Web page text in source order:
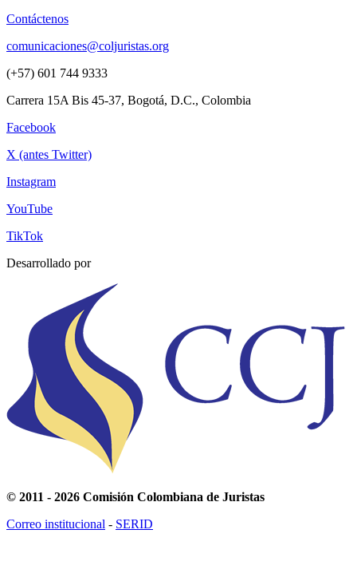
Contáctenos
comunicaciones@coljuristas.org
(+57) 601 744 9333
Carrera 15A Bis 45-37, Bogotá, D.C., Colombia
Facebook
X (antes Twitter)
Instagram
YouTube
TikTok
Desarrollado por
© 2011 - 2026 Comisión Colombiana de Juristas
Correo institucional - SERID